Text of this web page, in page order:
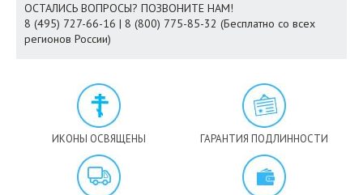
ОСТАЛИСЬ ВОПРОСЫ? ПОЗВОНИТЕ НАМ!
8 (495) 727-66-16 | 8 (800) 775-85-32 (Бесплатно со всех
регионов России)
ИКОНЫ ОСВЯЩЕНЫ ГАРАНТИЯ ПОДЛИННОСТИ